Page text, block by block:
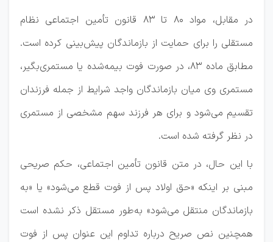
در مقابل، مواد ۸۰ تا ۸۳ قانون تأمین اجتماعی نظام
مستقلی را برای حمایت از بازماندگان پیش‌بینی کرده است.
مطابق ماده ۸۳، در صورت فوت بیمه‌شده یا مستمری‌بگیر،
مستمری وی میان بازماندگان واجد شرایط از جمله فرزندان
تقسیم می‌شود و برای هر فرزند سهم مشخصی از مستمری
در نظر گرفته شده است.
با این حال، در متن قانون تأمین اجتماعی، حکم صریحی
مبنی بر اینکه «حق اولاد پس از فوت قطع می‌شود» یا «به
بازماندگان منتقل می‌شود» به‌طور مستقل ذکر نشده است
همچنین نص صریح درباره تداوم این عنوان پس از فوت